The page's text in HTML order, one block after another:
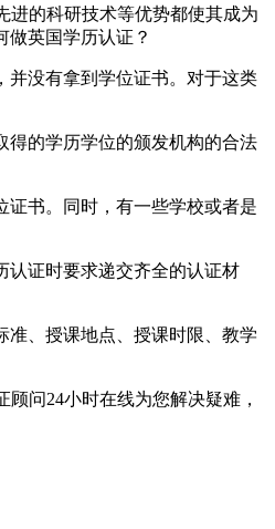
进的科研技术等优势都使其成为
英国学历认证？
并没有拿到学位证书。对于这类
得的学历学位的颁发机构的合法
证书。同时，有一些学校或者是
认证时要求递交齐全的认证材
准、授课地点、授课时限、教学
问24小时在线为您解决疑难，